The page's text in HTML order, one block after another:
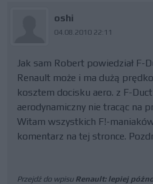
oshi
04.08.2010 22:11
Jak sam Robert powiedział F-
Renault może i ma dużą
kosztem docisku aero. z F-
aerodynamiczny nie tracąc na
Witam wszystkich F!-
komentarz na tej stronce.
Przejdź do wpisu Renault: lepiej